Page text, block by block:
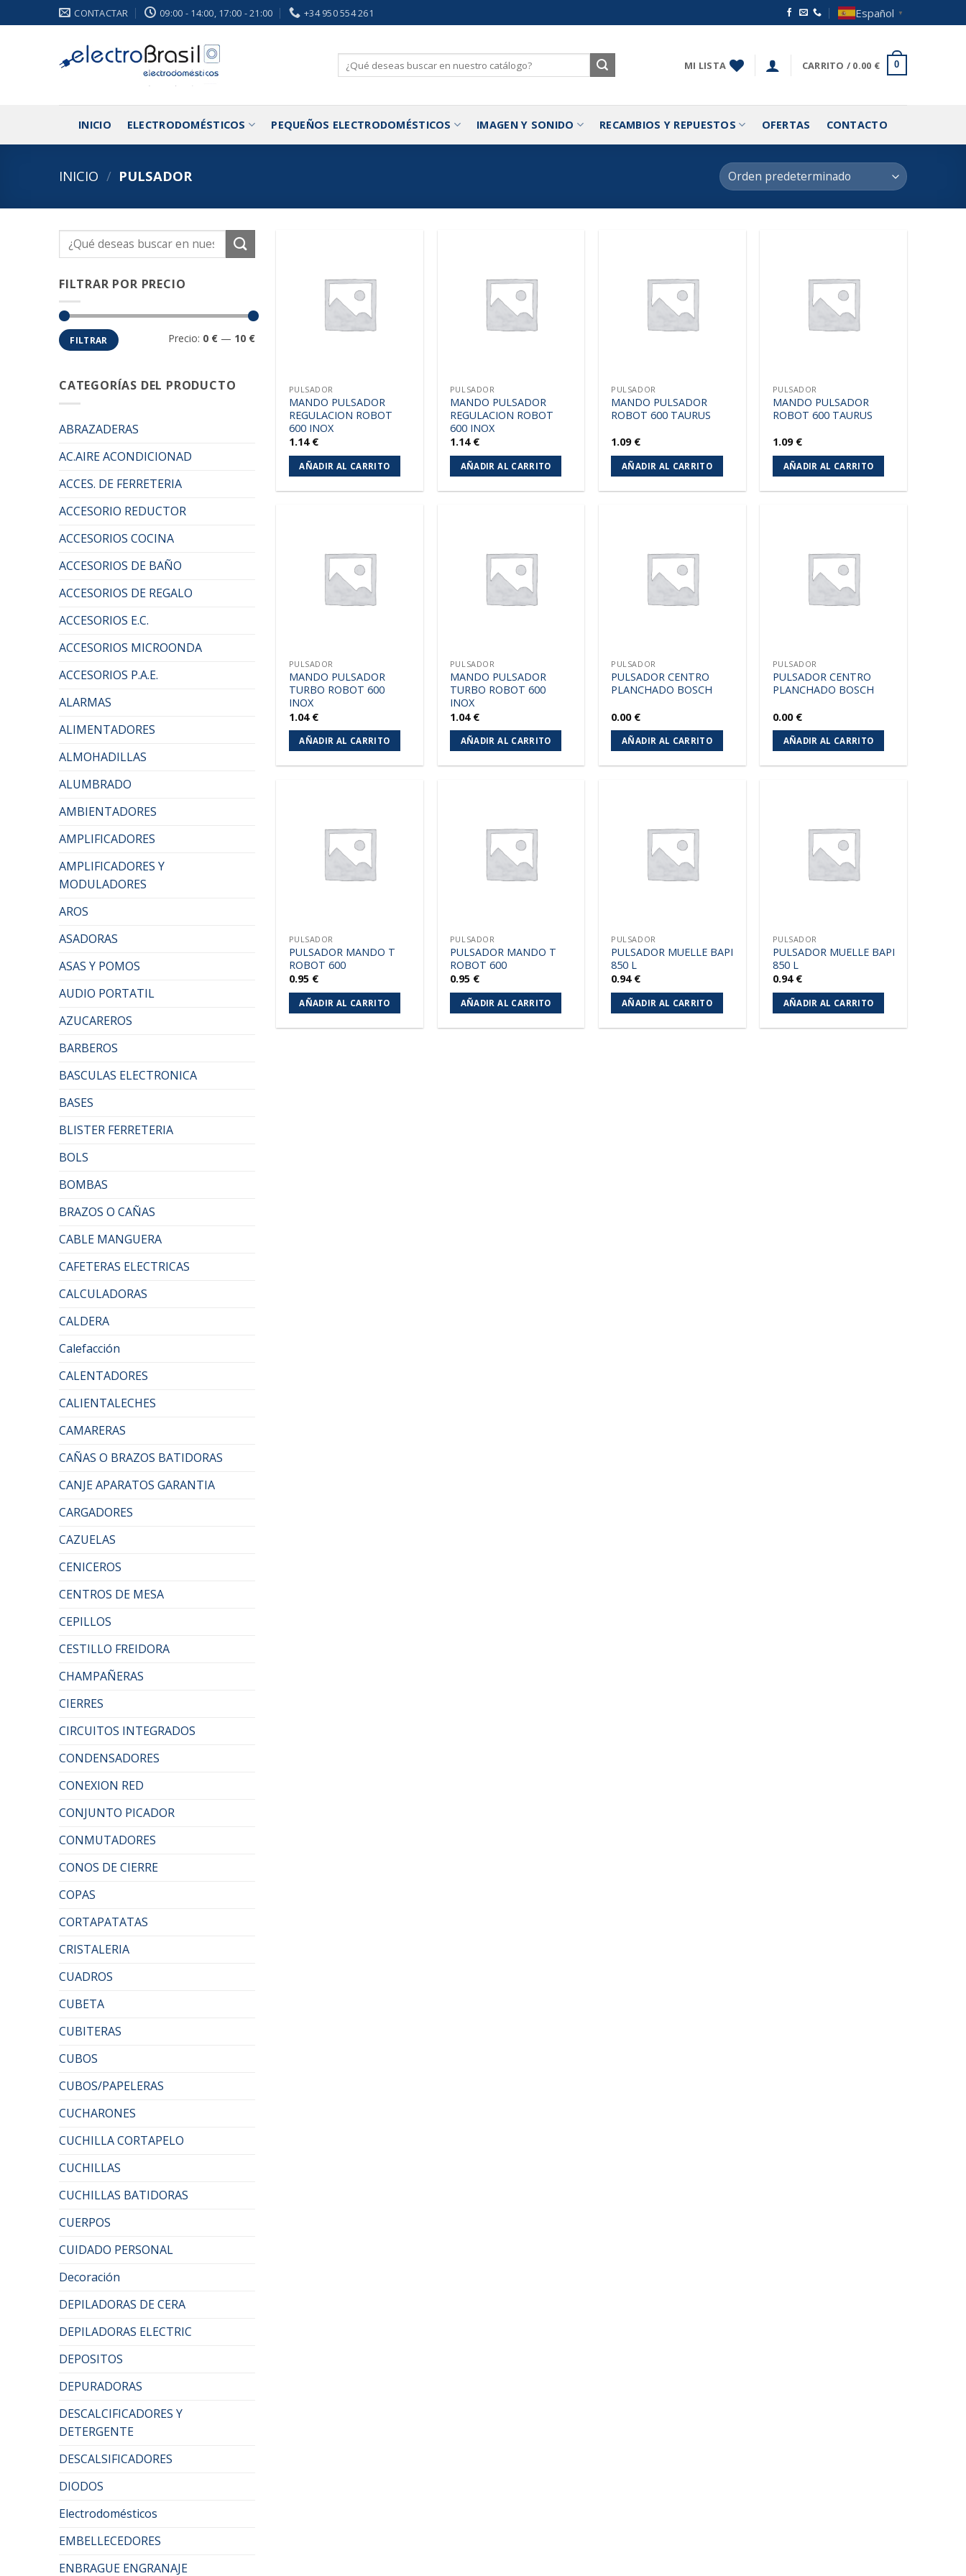
al
CONTACTAR 09:00 - 14:00, 17:00 - 21:00 +34 950 554 261 Español ▼
Buscar
por:
MI LISTA CARRITO / 0.00 € 0
INICIO ELECTRODOMÉSTICOS PEQUEÑOS ELECTRODOMÉSTICOS IMAGEN Y SONIDO RECAMBIOS Y REPUESTOS OFERTAS CONTACTO
INICIO / PULSADOR
Buscar
por:
FILTRAR POR PRECIO
Precio
mínimo
Precio
máximo
FILTRAR Precio: 0 €— 10 €
CATEGORÍAS DEL PRODUCTO
ABRAZADERAS
AC.AIRE ACONDICIONAD
ACCES. DE FERRETERIA
ACCESORIO REDUCTOR
ACCESORIOS COCINA
ACCESORIOS DE BAÑO
ACCESORIOS DE REGALO
ACCESORIOS E.C.
ACCESORIOS MICROONDA
ACCESORIOS P.A.E.
ALARMAS
ALIMENTADORES
ALMOHADILLAS
ALUMBRADO
AMBIENTADORES
AMPLIFICADORES
AMPLIFICADORES Y
MODULADORES
AROS
ASADORAS
ASAS Y POMOS
AUDIO PORTATIL
AZUCAREROS
BARBEROS
BASCULAS ELECTRONICA
BASES
BLISTER FERRETERIA
BOLS
BOMBAS
BRAZOS O CAÑAS
CABLE MANGUERA
CAFETERAS ELECTRICAS
CALCULADORAS
CALDERA
Calefacción
CALENTADORES
CALIENTALECHES
CAMARERAS
CAÑAS O BRAZOS BATIDORAS
CANJE APARATOS GARANTIA
CARGADORES
CAZUELAS
CENICEROS
CENTROS DE MESA
CEPILLOS
CESTILLO FREIDORA
CHAMPAÑERAS
CIERRES
CIRCUITOS INTEGRADOS
CONDENSADORES
CONEXION RED
CONJUNTO PICADOR
CONMUTADORES
CONOS DE CIERRE
COPAS
CORTAPATATAS
CRISTALERIA
CUADROS
CUBETA
CUBITERAS
CUBOS
CUBOS/PAPELERAS
CUCHARONES
CUCHILLA CORTAPELO
CUCHILLAS
CUCHILLAS BATIDORAS
CUERPOS
CUIDADO PERSONAL
Decoración
DEPILADORAS DE CERA
DEPILADORAS ELECTRIC
DEPOSITOS
DEPURADORAS
DESCALCIFICADORES Y
DETERGENTE
DESCALSIFICADORES
DIODOS
Electrodomésticos
EMBELLECEDORES
ENBRAGUE ENGRANAJE
PULSADOR
MANDO PULSADOR
REGULACION ROBOT
600 INOX
1.14 €
AÑADIR AL CARRITO
PULSADOR
MANDO PULSADOR
REGULACION ROBOT
600 INOX
1.14 €
AÑADIR AL CARRITO
PULSADOR
MANDO PULSADOR
ROBOT 600 TAURUS
1.09 €
AÑADIR AL CARRITO
PULSADOR
MANDO PULSADOR
ROBOT 600 TAURUS
1.09 €
AÑADIR AL CARRITO
PULSADOR
MANDO PULSADOR
TURBO ROBOT 600
INOX
1.04 €
AÑADIR AL CARRITO
PULSADOR
MANDO PULSADOR
TURBO ROBOT 600
INOX
1.04 €
AÑADIR AL CARRITO
PULSADOR
PULSADOR CENTRO
PLANCHADO BOSCH
0.00 €
AÑADIR AL CARRITO
PULSADOR
PULSADOR CENTRO
PLANCHADO BOSCH
0.00 €
AÑADIR AL CARRITO
PULSADOR
PULSADOR MANDO T
ROBOT 600
0.95 €
AÑADIR AL CARRITO
PULSADOR
PULSADOR MANDO T
ROBOT 600
0.95 €
AÑADIR AL CARRITO
PULSADOR
PULSADOR MUELLE BAPI
850 L
0.94 €
AÑADIR AL CARRITO
PULSADOR
PULSADOR MUELLE BAPI
850 L
0.94 €
AÑADIR AL CARRITO